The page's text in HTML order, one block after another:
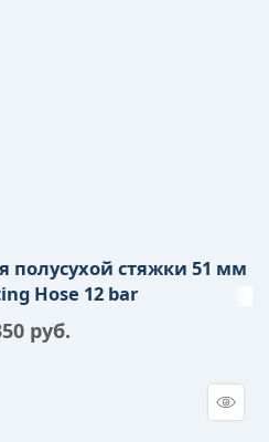
полусухой стяжки 51 мм
Hose 12 bar
руб.